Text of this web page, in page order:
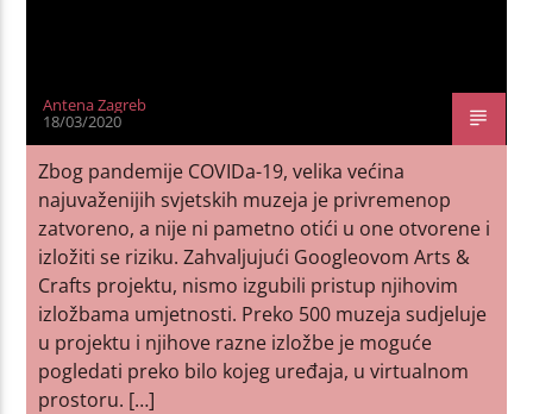
Antena Zagreb
18/03/2020
Zbog pandemije COVIDa-19, velika većina
najuvaženijih svjetskih muzeja je privremenop
zatvoreno, a nije ni pametno otići u one otvorene i
izložiti se riziku. Zahvaljujući Googleovom Arts &
Crafts projektu, nismo izgubili pristup njihovim
izložbama umjetnosti. Preko 500 muzeja sudjeluje
u projektu i njihove razne izložbe je moguće
pogledati preko bilo kojeg uređaja, u virtualnom
prostoru. […]